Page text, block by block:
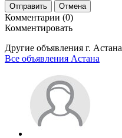
Отправить Отмена
Комментарии (0)
Комментировать
Другие объявления г. Астана
Все объявления Астана